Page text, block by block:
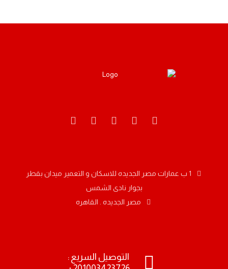
1 ب عمارات مصر الجديده للاسكان و التعمير ميدان بقطر
بجوار نادى الشمس
مصر الجديده . القاهره
© حقوق النشر لدي قيمة تك. جميع الحقوق محفوظة.
التوصيل السريع :